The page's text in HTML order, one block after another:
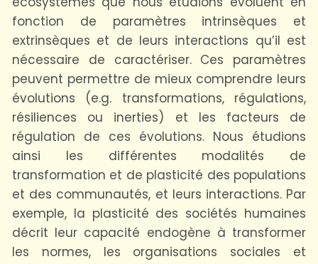
fonction de paramètres intrinsèques et
extrinsèques et de leurs interactions qu’il est
nécessaire de caractériser. Ces paramètres
peuvent permettre de mieux comprendre leurs
évolutions (e.g. transformations, régulations,
résiliences ou inerties) et les facteurs de
régulation de ces évolutions. Nous étudions
ainsi les différentes modalités de
transformation et de plasticité des populations
et des communautés, et leurs interactions. Par
exemple, la plasticité des sociétés humaines
décrit leur capacité endogène à transformer
les normes, les organisations sociales et